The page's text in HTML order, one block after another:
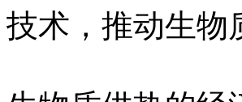
技术，推动生物